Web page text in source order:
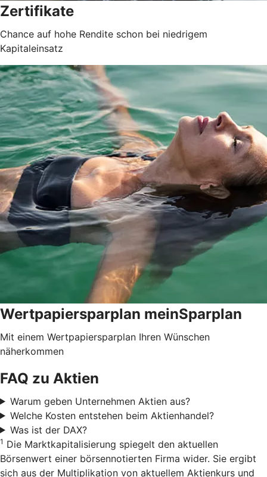
Zertifikate
Chance auf hohe Rendite schon bei niedrigem
Kapitaleinsatz
Wertpapiersparplan meinSparplan
Mit einem Wertpapiersparplan Ihren Wünschen
näherkommen
FAQ zu Aktien
Warum geben Unternehmen Aktien aus?
Welche Kosten entstehen beim Aktienhandel?
Was ist der DAX?
1 Die Marktkapitalisierung spiegelt den aktuellen
Börsenwert einer börsennotierten Firma wider. Sie ergibt
sich aus der Multiplikation von aktuellem Aktienkurs und